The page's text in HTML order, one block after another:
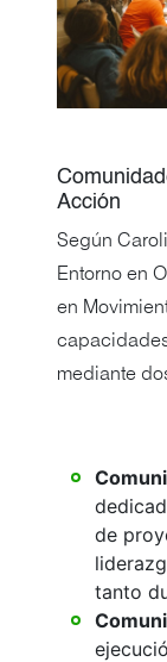
Acción
Según
Entorno en
en
mediante
de
tanto